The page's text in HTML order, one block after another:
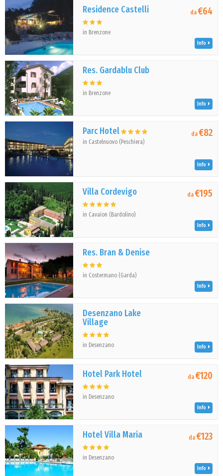
Residence Castelli
in Brenzone
da€64
Info
Res. Gardablu Club
in Brenzone
Info
Parc Hotel
in Castelnuovo (Peschiera)
da€82
Info
Villa Cordevigo
in Cavaion (Bardolino)
da€195
Info
Res. Bran & Denise
in Costermano (Garda)
Info
Desenzano Lake
Village
in Desenzano Info
Hotel Park Hotel
in Desenzano
da€120
Info
Hotel Villa Maria
in Desenzano
da€123
Info